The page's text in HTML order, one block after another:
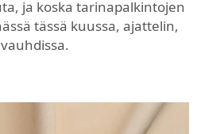
ja koska tarinapalkintojen
tässä kuussa, ajattelin,